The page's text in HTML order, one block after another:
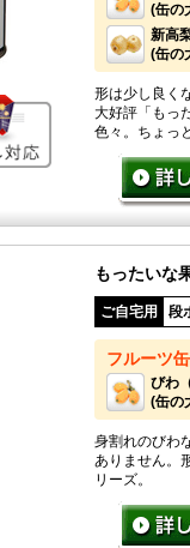
無料 のし対応
(缶の
新高
(缶の
形は少し良く
大好評「もっ
色々。ちょっ
もったい
ご自宅用 段
フルーツ
びわ
(缶の
身割れのびわ
ありません。
リーズ。